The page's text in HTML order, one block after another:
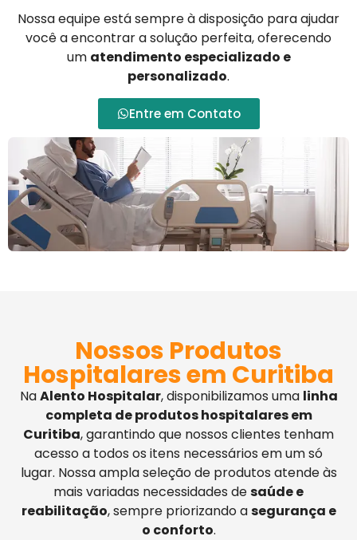
Nossa equipe está sempre à disposição para ajudar
você a encontrar a solução perfeita, oferecendo
um atendimento especializado e
personalizado.
Entre em Contato
Nossos Produtos
Hospitalares em Curitiba
NaAlento Hospitalar, disponibilizamos uma linha
completa de produtos hospitalares em
Curitiba, garantindo que nossos clientes tenham
acesso a todos os itens necessários em um só
lugar. Nossa ampla seleção de produtos atende às
mais variadas necessidades desaúde e
reabilitação, sempre priorizando asegurança e
o conforto.